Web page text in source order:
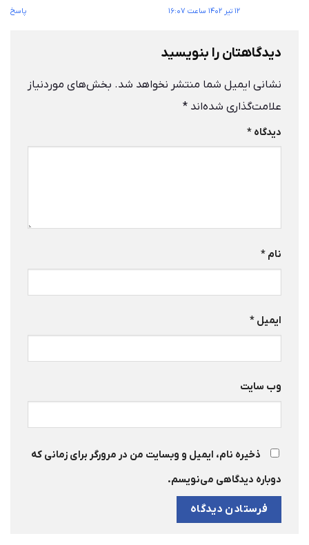
۱۲ تیر ۱۴۰۲ ساعت ۱۶:۰۷ پاسخ
دیدگاهتان را بنویسید
نشانی ایمیل شما منتشر نخواهد شد. بخش‌های موردنیاز
علامت‌گذاری شده‌اند *
دیدگاه *
نام *
ایمیل *
وب‌ سایت
ذخیره نام، ایمیل و وبسایت من در مرورگر برای زمانی که
دوباره دیدگاهی می‌نویسم.